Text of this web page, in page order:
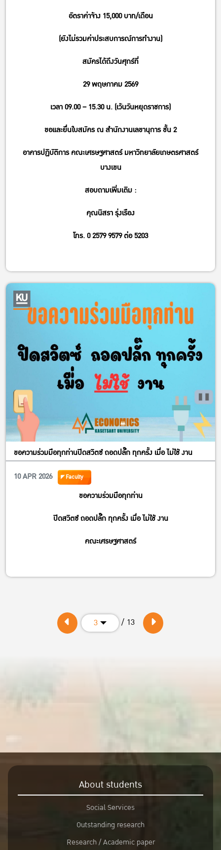
อัตราค่าจ้าง 15,000 บาท/เดือน
(ยังไม่รวมค่าประสบการณ์การทำงาน)
สมัครได้ถึงวันศุกร์ที่
29 พฤษภาคม 2569
เวลา 09.00 – 15.30 น. (เว้นวันหยุดราชการ)
ขอและยื่นใบสมัคร ณ สำนักงานเลขานุการ ชั้น 2
อาคารปฏิบัติการ คณะเศรษฐศาสตร์ มหาวิทยาลัยเกษตรศาสตร์
บางเขน
สอบถามเพิ่มเติม :
คุณนิสรา รุ่งเรือง
โทร. 0 2579 9579 ต่อ 5203
ขอความร่วมมือทุกท่านปิดสวิตซ์ ถอดปลั๊ก ทุกครั้ง เมื่อ ไม่ใช้ งาน
10 APR 2026
Faculty
ขอความร่วมมือทุกท่าน
ปิดสวิตซ์ ถอดปลั๊ก ทุกครั้ง เมื่อ ไม่ใช้ งาน
คณะเศรษฐศาสตร์
3 / 13
About students
Social Services
Outstanding research
Research / Academic paper